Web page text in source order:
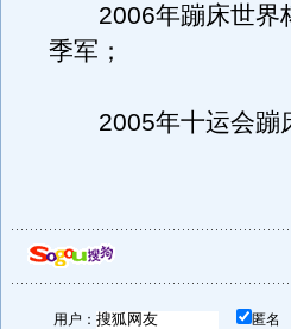
2006年蹦床世界
季军；
2005年十运会蹦
用户： 匿名